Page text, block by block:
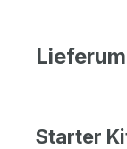
Starter